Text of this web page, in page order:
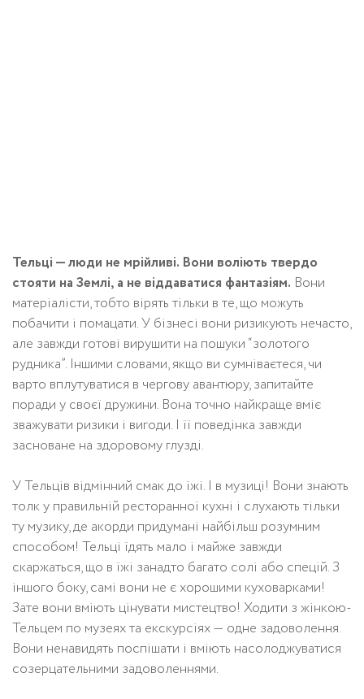
Тельці — люди не мрійливі. Вони воліють твердо
стояти на Землі, а не віддаватися фантазіям. Вони
матеріалісти, тобто вірять тільки в те, що можуть
побачити і помацати. У бізнесі вони ризикують нечасто,
але завжди готові вирушити на пошуки “золотого
рудника”. Іншими словами, якщо ви сумніваєтеся, чи
варто вплутуватися в чергову авантюру, запитайте
поради у своєї дружини. Вона точно найкраще вміє
зважувати ризики і вигоди. І її поведінка завжди
засноване на здоровому глузді.
У Тельців відмінний смак до їжі. І в музиці! Вони знають
толк у правильній ресторанної кухні і слухають тільки
ту музику, де акорди придумані найбільш розумним
способом! Тельці їдять мало і майже завжди
скаржаться, що в їжі занадто багато солі або спецій. З
іншого боку, самі вони не є хорошими куховарками!
Зате вони вміють цінувати мистецтво! Ходити з жінкою-
Тельцем по музеях та екскурсіях — одне задоволення.
Вони ненавидять поспішати і вміють насолоджуватися
созерцательними задоволеннями.